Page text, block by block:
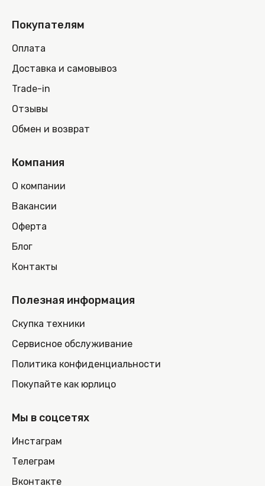
Покупателям
Оплата
Доставка и самовывоз
Trade-in
Отзывы
Обмен и возврат
Компания
О компании
Вакансии
Оферта
Блог
Контакты
Полезная информация
Скупка техники
Сервисное обслуживание
Политика конфиденциальности
Покупайте как юрлицо
Мы в соцсетях
Инстаграм
Телеграм
Вконтакте